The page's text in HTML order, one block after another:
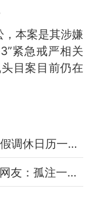
本案是其涉嫌
紧急戒严相关
目案目前仍在
2025假期放假时间表 2025年放假调休日历一览表
中科院博士还原被骗至缅甸经历 网友：孤注一掷现实版